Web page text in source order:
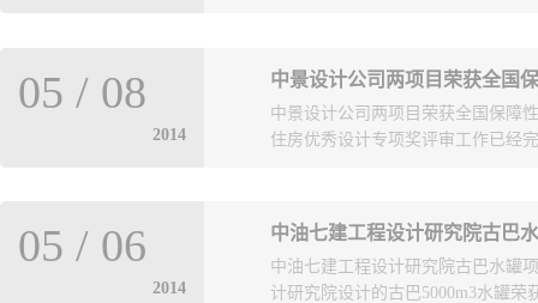
园区、优秀新业态文化创意企业和
膺青岛市优秀新业态文化创意企业
设计有限公司是唯一入选的建筑设
中景设计公司两项目荣获全国
2014
05 / 08
中景设计公司两项目荣获全国保障
住房优秀设计专项奖评审工作已经
家组评审，青岛中景建筑设计有限
保障性住房（一期 ）”两项目荣获
中油七建工程设计研究院古巴
2014
05 / 06
中油七建工程设计研究院古巴水罐
计研究院设计的古巴5000m3水罐荣